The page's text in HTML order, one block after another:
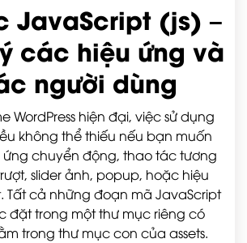
JavaScript (js) –
các hiệu ứng và
người dùng
WordPress hiện đại, việc sử dụng
không thể thiếu nếu bạn muốn
chuyển động, thao tác tương
slider ảnh, popup, hoặc hiệu
Tất cả những đoạn mã JavaScript
đặt trong một thư mục riêng có
trong thư mục con của assets.